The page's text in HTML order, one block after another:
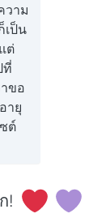
วาม
เป็น
ต่
ที่
ขอ
ายุ
ต์
!